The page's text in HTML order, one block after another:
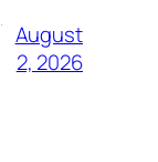
August
2, 2026